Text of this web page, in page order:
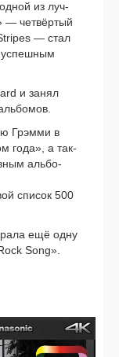
одной из луч­
— чет­вёр­тый
— стал
и занял
Грэмми в
года», а так­
аль­бо­
спи­сок 500
ещё одну
Song».